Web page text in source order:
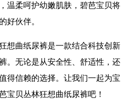
温柔呵护幼嫩肌肤，碧芭宝贝将
好伙伴。
想曲纸尿裤是一款结合科技创新
。无论是从安全性、舒适性，还
得信赖的选择。让我们一起为宝
宝贝丛林狂想曲纸尿裤吧！